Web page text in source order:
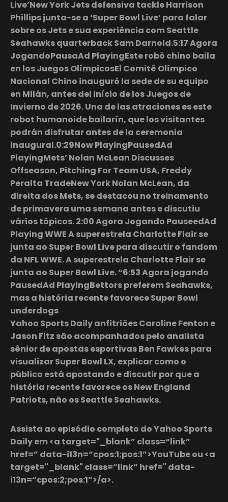
Live’New York Jets defensiva tackle Harrison
Phillips junta-se a ‘Super Bowl Live’ para falar
sobre os Jets e sua experiência com Seattle
Seahawks quarterback Sam Darnold.5:17 Agora
JogandoPausaAd PlayingEste robô chino baila
en los Juegos OlímpicosEl Comitê Olímpico
Nacional Chino inauguró la sede de su equipo
en Milán, antes del início de los Juegos de
Invierno de 2026. Una de las atraciones es este
robot humanoide bailarín, que los visitantes
podrán disfrutar antes de la ceremonia
inaugural.0:29Now PlayingPausedAd
PlayingMets’ Nolan McLean Discusses
Offseason, Pitching For Team USA, Freddy
Peralta TradeNew York Nolan McLean, da
direita dos Mets, se destacou no treinamento
de primavera uma semana antes e discutiu
vários tópicos. 2:00 Agora Jogando PauseedAd
Playing WWE A superestrela Charlotte Flair se
junta ao Super Bowl Live para discutir o fandom
da NFL WWE. A superestrela Charlotte Flair se
junta ao Super Bowl Live. “6:53 Agora jogando
PausedAd PlayingBettors preferem Seahawks,
mas a história recente favorece Super Bowl
underdogs
Yahoo Sports Daily anfitriões Caroline Fenton e
Jason Fitz são acompanhados pelo analista
sênior de apostas esportivas Ben Fawkes para
visualizar Super Bowl LX, explicar como o
público está apostando e discutir por que a
história recente favorece os New England
Patriots, não os Seattle Seahawks.
Assista ao episódio completo do Yahoo Sports
Daily em <a target="_blank” class=“link”
href=” data-i13n=“cpos:1;pos:1”>YouTube ou <a
target="_blank" class=“link” href=" data-
i13n=“cpos:2;pos:1”>/a>.